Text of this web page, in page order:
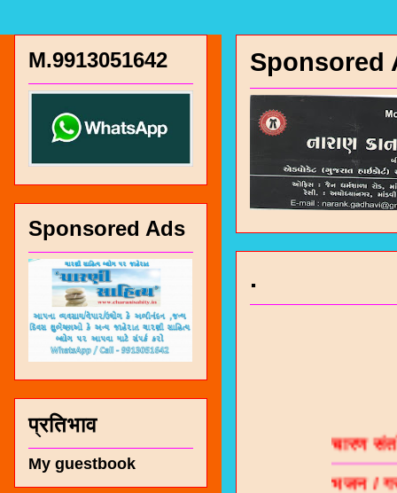
Sponsored
.
भजन /
M.9913051642
Sponsored Ads
प्रतिभाव
My guestbook